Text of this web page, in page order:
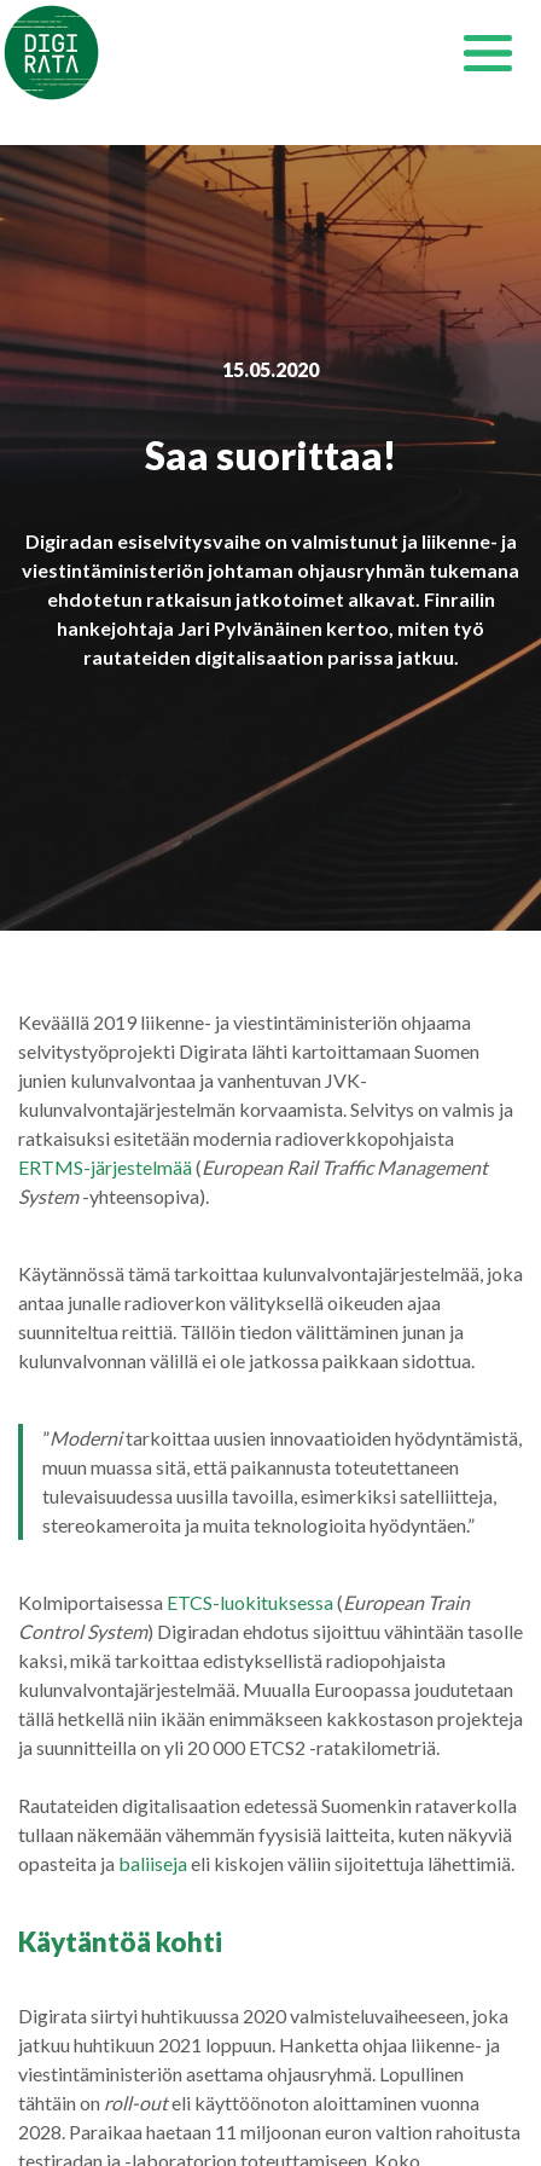
Siirry
sisältöön
15.05.2020
Saa suorittaa!
Digiradan esiselvitysvaihe on valmistunut ja liikenne- ja
viestintäministeriön johtaman ohjausryhmän tukemana
ehdotetun ratkaisun jatkotoimet alkavat. Finrailin
hankejohtaja Jari Pylvänäinen kertoo, miten työ
rautateiden digitalisaation parissa jatkuu.
Keväällä 2019 liikenne- ja viestintäministeriön ohjaama
selvitystyöprojekti Digirata lähti kartoittamaan Suomen
junien kulunvalvontaa ja vanhentuvan JVK-
kulunvalvontajärjestelmän korvaamista. Selvitys on valmis ja
ratkaisuksi esitetään modernia radioverkkopohjaista
ERTMS-järjestelmää(European Rail Traffic Management
System-yhteensopiva).
Käytännössä tämä tarkoittaa kulunvalvontajärjestelmää, joka
antaa junalle radioverkon välityksellä oikeuden ajaa
suunniteltua reittiä. Tällöin tiedon välittäminen junan ja
kulunvalvonnan välillä ei ole jatkossa paikkaan sidottua.
”Modernitarkoittaa uusien innovaatioiden hyödyntämistä,
muun muassa sitä, että paikannusta toteutettaneen
tulevaisuudessa uusilla tavoilla, esimerkiksi satelliitteja,
stereokameroita ja muita teknologioita hyödyntäen.”
Kolmiportaisessa ETCS-luokituksessa(European Train
Control System) Digiradan ehdotus sijoittuu vähintään tasolle
kaksi, mikä tarkoittaa edistyksellistä radiopohjaista
kulunvalvontajärjestelmää. Muualla Euroopassa joudutetaan
tällä hetkellä niin ikään enimmäkseen kakkostason projekteja
ja suunnitteilla on yli 20 000 ETCS2 -ratakilometriä.
Rautateiden digitalisaation edetessä Suomenkin rataverkolla
tullaan näkemään vähemmän fyysisiä laitteita, kuten näkyviä
opasteita ja baliisejaeli kiskojen väliin sijoitettuja lähettimiä.
Käytäntöä kohti
Digirata siirtyi huhtikuussa 2020 valmisteluvaiheeseen, joka
jatkuu huhtikuun 2021 loppuun. Hanketta ohjaa liikenne- ja
viestintäministeriön asettama ohjausryhmä. Lopullinen
tähtäin on roll-outeli käyttöönoton aloittaminen vuonna
2028. Paraikaa haetaan 11 miljoonan euron valtion rahoitusta
testiradan ja -laboratorion toteuttamiseen. Koko